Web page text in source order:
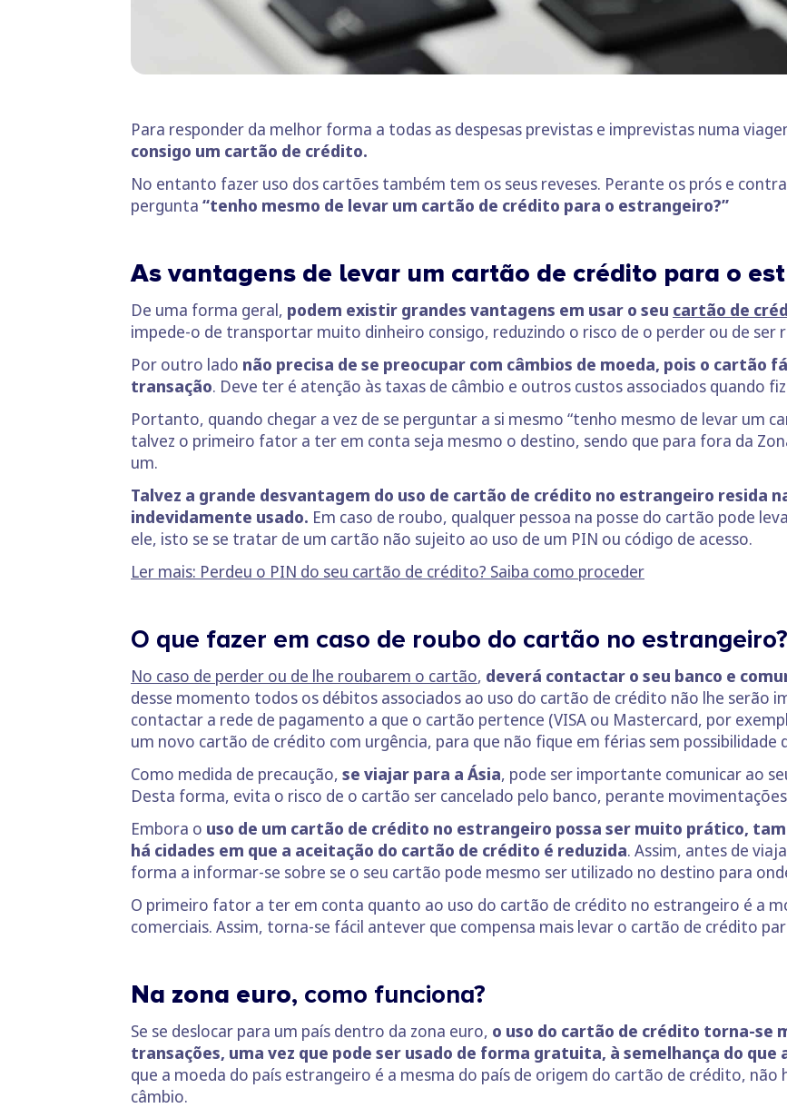
Para responder da melhor forma a todas as despesas previstas e imprevistas numa
consigo um cartão de crédito.
No entanto fazer uso dos cartões também tem os seus reveses. Perante os prós e
pergunta “tenho mesmo de levar um cartão de crédito para o estrangeiro?”
As vantagens de levar um cartão de crédito para o
De uma forma geral, podem existir grandes vantagens em usar o seu cartão de
impede-o de transportar muito dinheiro consigo, reduzindo o risco de o perder ou de ser
Por outro lado não precisa de se preocupar com câmbios de moeda, pois o cartão
transação. Deve ter é atenção às taxas de câmbio e outros custos associados quando
Portanto, quando chegar a vez de se perguntar a si mesmo “tenho mesmo de levar um
talvez o primeiro fator a ter em conta seja mesmo o destino, sendo que para fora da
um.
Talvez a grande desvantagem do uso de cartão de crédito no estrangeiro resida
indevidamente usado. Em caso de roubo, qualquer pessoa na posse do cartão pode
ele, isto se se tratar de um cartão não sujeito ao uso de um PIN ou código de acesso.
Ler mais: Perdeu o PIN do seu cartão de crédito? Saiba como proceder
O que fazer em caso de roubo do cartão no estrangeiro?
No caso de perder ou de lhe roubarem o cartão, deverá contactar o seu banco e
desse momento todos os débitos associados ao uso do cartão de crédito não lhe serão
contactar a rede de pagamento a que o cartão pertence (VISA ou Mastercard, por
um novo cartão de crédito com urgência, para que não fique em férias sem possibilidade
Como medida de precaução, se viajar para a Ásia, pode ser importante comunicar ao
Desta forma, evita o risco de o cartão ser cancelado pelo banco, perante
Embora o uso de um cartão de crédito no estrangeiro possa ser muito prático,
há cidades em que a aceitação do cartão de crédito é reduzida. Assim, antes de
forma a informar-se sobre se o seu cartão pode mesmo ser utilizado no destino para
O primeiro fator a ter em conta quanto ao uso do cartão de crédito no estrangeiro é a
comerciais. Assim, torna-se fácil antever que compensa mais levar o cartão de crédito
Na zona euro, como funciona?
Se se deslocar para um país dentro da zona euro, o uso do cartão de crédito torna-se
transações, uma vez que pode ser usado de forma gratuita, à semelhança do que
que a moeda do país estrangeiro é a mesma do país de origem do cartão de crédito,
câmbio.